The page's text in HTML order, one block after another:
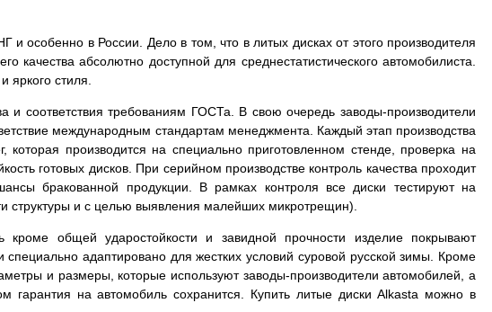
особенно в России. Дело в том, что в литых дисках от этого производителя
абсолютно доступной для среднестатистического автомобилиста.
яркого стиля.
и соответствия требованиям ГОСТа. В свою очередь заводы-производители
международным стандартам менеджмента. Каждый этап производства
производится на специально приготовленном стенде, проверка на
готовых дисков. При серийном производстве контроль качества проходит
бракованной продукции. В рамках контроля все диски тестируют на
структуры и с целью выявления малейших микротрещин).
общей ударостойкости и завидной прочности изделие покрывают
адаптировано для жестких условий суровой русской зимы. Кроме
и размеры, которые используют заводы-производители автомобилей, а
гарантия на автомобиль сохранится. Купить литые диски Alkasta можно в